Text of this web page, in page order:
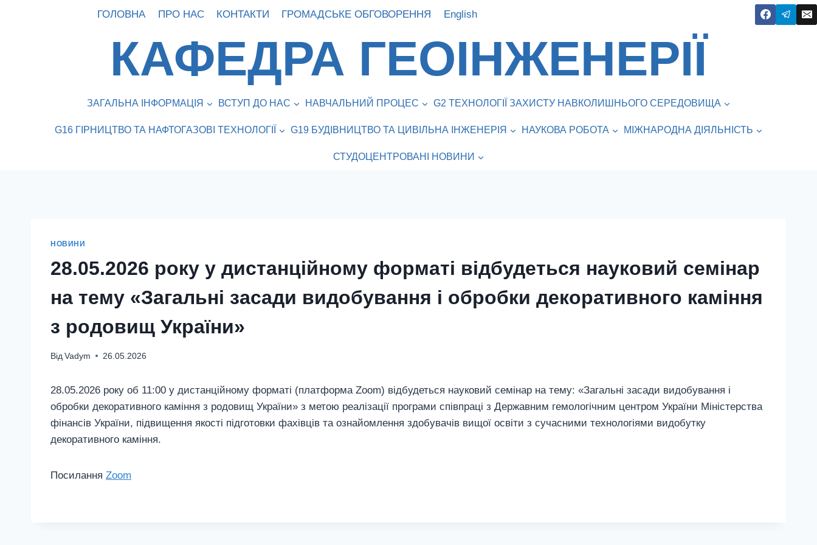
ГОЛОВНА ПРО НАС КОНТАКТИ ГРОМАДСЬКЕ ОБГОВОРЕННЯ English
КАФЕДРА ГЕОІНЖЕНЕРІЇ
ЗАГАЛЬНА ІНФОРМАЦІЯ ВСТУП ДО НАС НАВЧАЛЬНИЙ ПРОЦЕС G2 ТЕХНОЛОГІЇ ЗАХИСТУ НАВКОЛИШНЬОГО СЕРЕДОВИЩА
G16 ГІРНИЦТВО ТА НАФТОГАЗОВІ ТЕХНОЛОГІЇ G19 БУДІВНИЦТВО ТА ЦИВІЛЬНА ІНЖЕНЕРІЯ НАУКОВА РОБОТА МІЖНАРОДНА ДІЯЛЬНІСТЬ
СТУДОЦЕНТРОВАНІ НОВИНИ
НОВИНИ
28.05.2026 року у дистанційному форматі відбудеться науковий семінар
на тему «Загальні засади видобування і обробки декоративного каміння
з родовищ України»
Від Vadym 26.05.2026
28.05.2026 року об 11:00 у дистанційному форматі (платформа Zoom) відбудеться науковий семінар на тему: «Загальні засади видобування і
обробки декоративного каміння з родовищ України» з метою реалізації програми співпраці з Державним гемологічним центром України Міністерства
фінансів України, підвищення якості підготовки фахівців та ознайомлення здобувачів вищої освіти з сучасними технологіями видобутку
декоративного каміння.
Посилання Zoom